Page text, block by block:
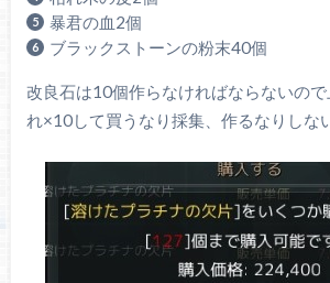
暴君の血2個
ブラックストーンの粉末40個
改良石は10個作らなければならないの
れ×10して買うなり採集、作るなりしな